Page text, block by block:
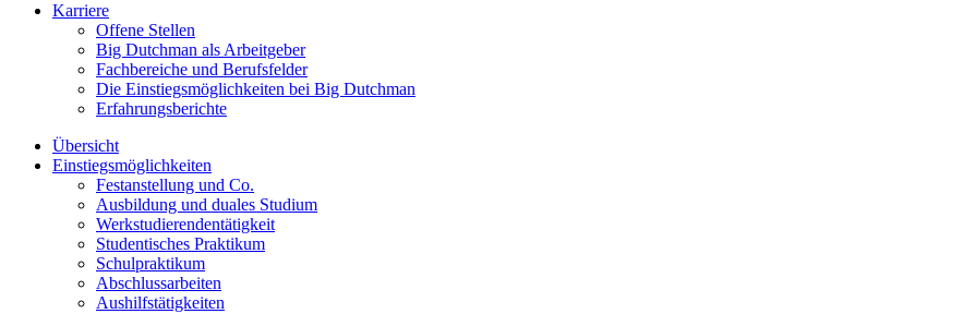
Karriere
Offene Stellen
Big Dutchman als Arbeitgeber
Fachbereiche und Berufsfelder
Die Einstiegsmöglichkeiten bei Big Dutchman
Erfahrungsberichte
Übersicht
Einstiegsmöglichkeiten
Festanstellung und Co.
Ausbildung und duales Studium
Werkstudierendentätigkeit
Studentisches Praktikum
Schulpraktikum
Abschlussarbeiten
Aushilfstätigkeiten